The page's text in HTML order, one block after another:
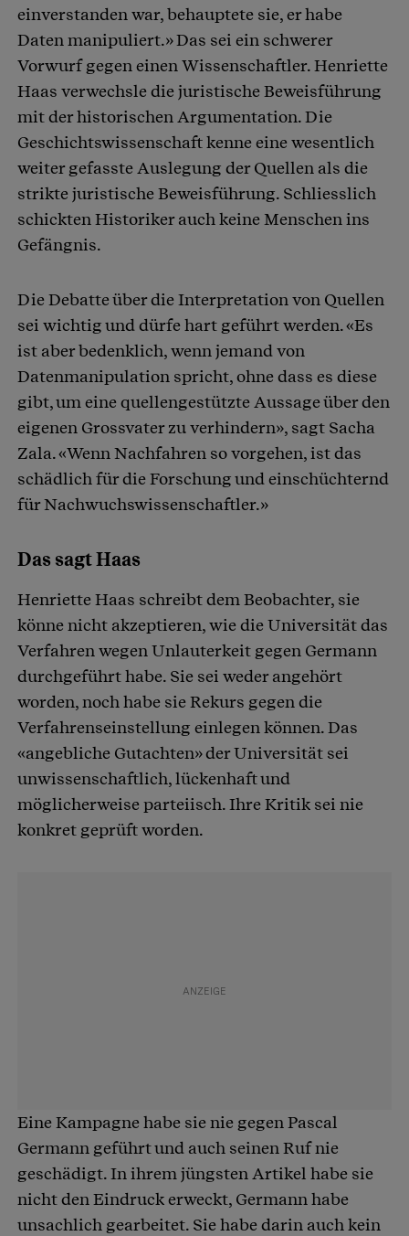
einverstanden war, behauptete sie, er habe
Daten manipuliert.» Das sei ein schwerer
Vorwurf gegen einen Wissenschaftler. Henriette
Haas verwechsle die juristische Beweisführung
mit der historischen Argumentation. Die
Geschichtswissenschaft kenne eine wesentlich
weiter gefasste Auslegung der Quellen als die
strikte juristische Beweisführung. Schliesslich
schickten Historiker auch keine Menschen ins
Gefängnis.
Die Debatte über die Interpretation von Quellen
sei wichtig und dürfe hart geführt werden. «Es
ist aber bedenklich, wenn jemand von
Datenmanipulation spricht, ohne dass es diese
gibt, um eine quellengestützte Aussage über den
eigenen Grossvater zu verhindern», sagt Sacha
Zala. «Wenn Nachfahren so vorgehen, ist das
schädlich für die Forschung und einschüchternd
für Nachwuchswissenschaftler.»
Das sagt Haas
Henriette Haas schreibt dem Beobachter, sie
könne nicht akzeptieren, wie die Universität das
Verfahren wegen Unlauterkeit gegen Germann
durchgeführt habe. Sie sei weder angehört
worden, noch habe sie Rekurs gegen die
Verfahrenseinstellung einlegen können. Das
«angebliche Gutachten» der Universität sei
unwissenschaftlich, lückenhaft und
möglicherweise parteiisch. Ihre Kritik sei nie
konkret geprüft worden.
Eine Kampagne habe sie nie gegen Pascal
Germann geführt und auch seinen Ruf nie
geschädigt. In ihrem jüngsten Artikel habe sie
nicht den Eindruck erweckt, Germann habe
unsachlich gearbeitet. Sie habe darin auch kein